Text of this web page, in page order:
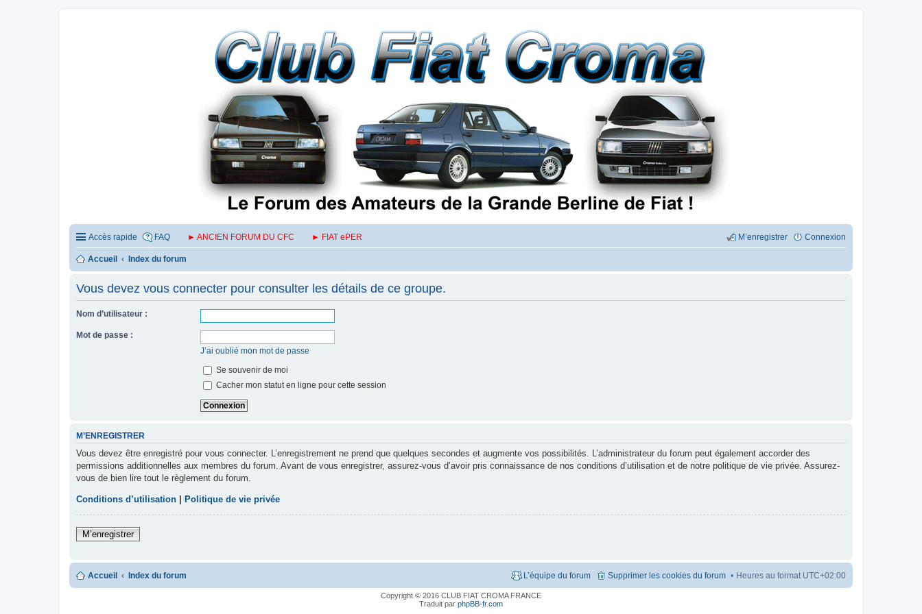
Accès rapide FAQ ► ANCIEN FORUM DU CFC ► FIAT ePER Connexion
M’enregistrer
Accueil Index du forum
Vous devez vous connecter pour consulter les détails de ce groupe.
Nom d’utilisateur :
Mot de passe :
J’ai oublié mon mot de passe
Se souvenir de moi
Cacher mon statut en ligne pour cette session
M’ENREGISTRER
Vous devez être enregistré pour vous connecter. L’enregistrement ne prend que quelques secondes et augmente vos possibilités. L’administrateur du forum peut également accorder des
permissions additionnelles aux membres du forum. Avant de vous enregistrer, assurez-vous d’avoir pris connaissance de nos conditions d’utilisation et de notre politique de vie privée. Assurez-
vous de bien lire tout le règlement du forum.
Conditions d’utilisation| Politique de vie privée
M’enregistrer
Accueil Index du forum Heures au format UTC+02:00
Supprimer les cookies du forum
L’équipe du forum
Copyright © 2016 CLUB FIAT CROMA FRANCE
Traduit par phpBB-fr.com